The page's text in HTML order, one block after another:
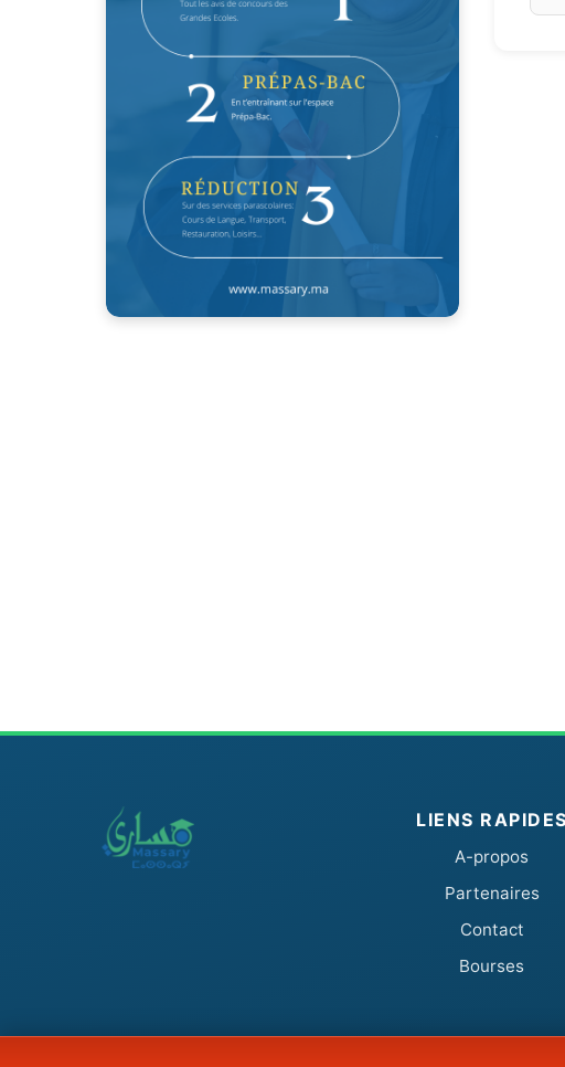
LIENS RAPIDES
A-propos
Partenaires
Contact
Bourses